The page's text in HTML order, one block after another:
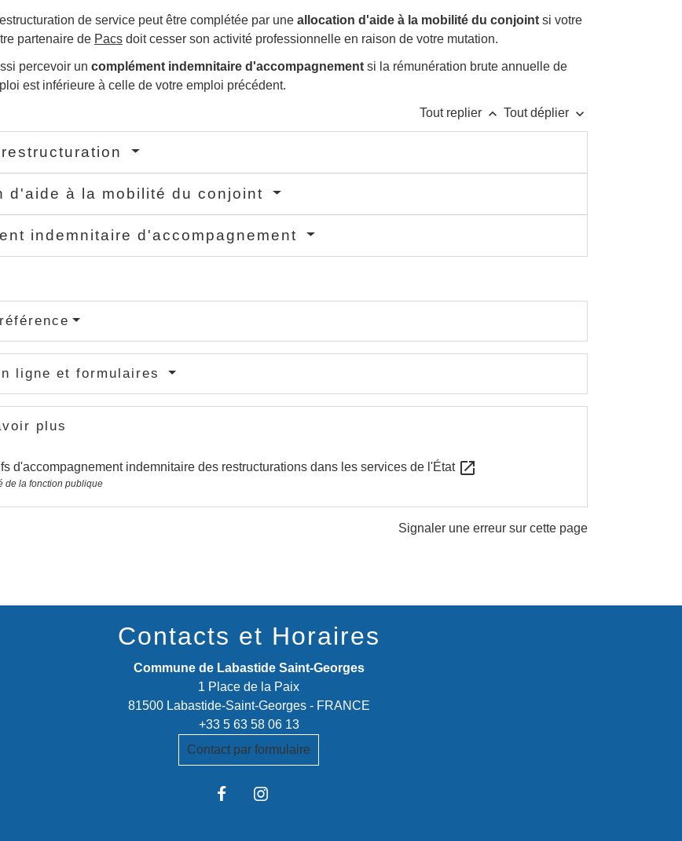
de service peut être complétée par une allocation d'aide à la mobilité du conjointsi votre
partenaire de Pacsdoit cesser son activité professionnelle en raison de votre mutation.
percevoir un complément indemnitaire d'accompagnementsi la rémunération brute annuelle de
est inférieure à celle de votre emploi précédent.
Tout replier keyboard_arrow_up Tout déplier keyboard_arrow_down
d'aide à la mobilité du conjoint
indemnitaire d'accompagnement
ligne et formulaires
plus
d'accompagnement indemnitaire des restructurations dans les services de l'État open_in_new
de la fonction publique
Signaler une erreur sur cette page
Contacts et Horaires
Commune de Labastide Saint-Georges
1 Place de la Paix
81500 Labastide-Saint-Georges - FRANCE
+33 5 63 58 06 13
Contact par formulaire